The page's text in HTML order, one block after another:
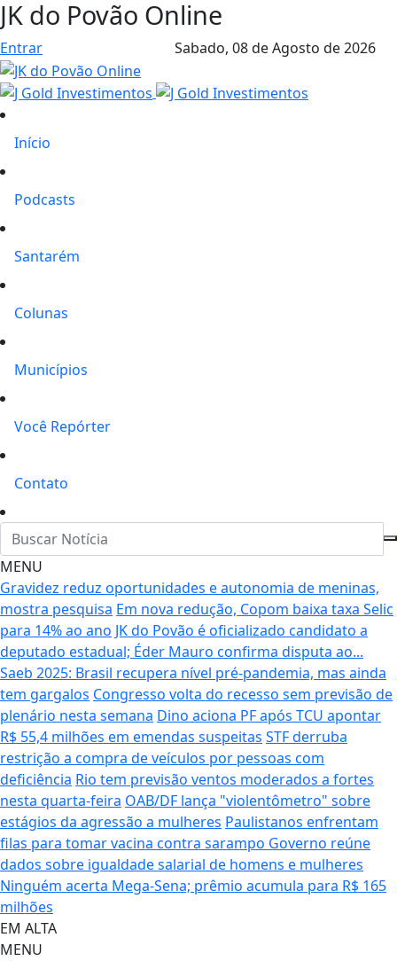
JK do Povão Online
Entrar Sabado, 08 de Agosto de 2026
Início
Podcasts
Santarém
Colunas
Municípios
Você Repórter
Contato
MENU
Gravidez reduz oportunidades e autonomia de meninas,
mostra pesquisa Em nova redução, Copom baixa taxa Selic
para 14% ao ano JK do Povão é oficializado candidato a
deputado estadual; Éder Mauro confirma disputa ao...
Saeb 2025: Brasil recupera nível pré-pandemia, mas ainda
tem gargalos Congresso volta do recesso sem previsão de
plenário nesta semana Dino aciona PF após TCU apontar
R$ 55,4 milhões em emendas suspeitas STF derruba
restrição a compra de veículos por pessoas com
deficiência Rio tem previsão ventos moderados a fortes
nesta quarta-feira OAB/DF lança "violentômetro" sobre
estágios da agressão a mulheres Paulistanos enfrentam
filas para tomar vacina contra sarampo Governo reúne
dados sobre igualdade salarial de homens e mulheres
Ninguém acerta Mega-Sena; prêmio acumula para R$ 165
milhões
EM ALTA
MENU